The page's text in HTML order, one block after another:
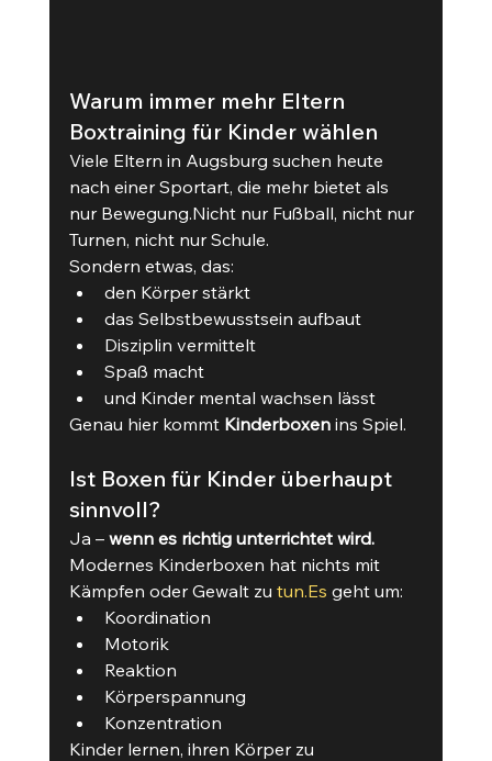
Warum immer mehr Eltern
Boxtraining für Kinder wählen
Viele Eltern in Augsburg suchen heute
nach einer Sportart, die mehr bietet als
nur Bewegung.Nicht nur Fußball, nicht nur
Turnen, nicht nur Schule.
Sondern etwas, das:
den Körper stärkt
das Selbstbewusstsein aufbaut
Disziplin vermittelt
Spaß macht
und Kinder mental wachsen lässt
Genau hier kommt Kinderboxen ins Spiel.
Ist Boxen für Kinder überhaupt
sinnvoll?
Ja – wenn es richtig unterrichtet wird.
Modernes Kinderboxen hat nichts mit
Kämpfen oder Gewalt zu tun.Es geht um:
Koordination
Motorik
Reaktion
Körperspannung
Konzentration
Kinder lernen, ihren Körper zu